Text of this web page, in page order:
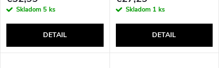
Skladom 5 ks
DETAIL
Skladom 1 ks
DETAIL